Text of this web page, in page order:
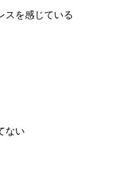
スを感じている
ない